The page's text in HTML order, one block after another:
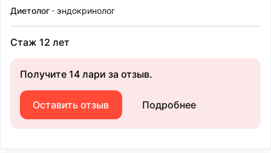
Диетолог
эндокринолог
Стаж 12 лет
Получите 14 лари за отзыв.
Оставить отзыв Подробнее